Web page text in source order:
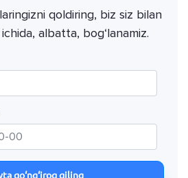
qoldiring, biz siz bilan
albatta, bog‘lanamiz.
qo‘ng‘iroq qiling